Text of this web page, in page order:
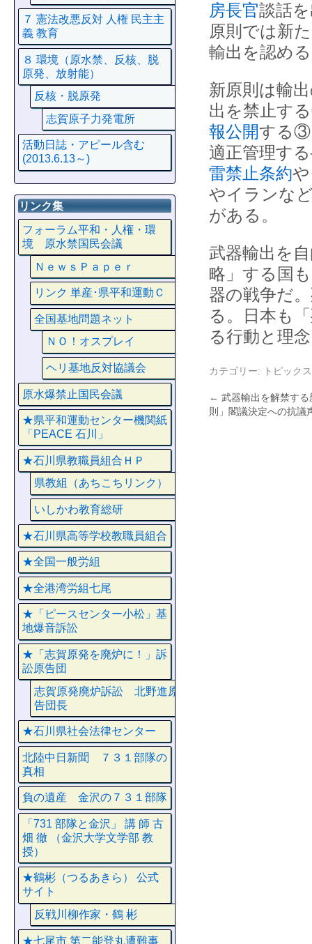
房長官談話
原則では新
輸出を認め
新原則は輸
出を禁止す
報公開する③
適正管理す
雷禁止条約や
やイランな
がある。
武器輸出を
略」する国
器の戦争だ
る。日本も
る行動と理
カテゴリー: トピックス
← 武器輸出を解禁す
則」閣議決定への抗議
７ 憲法改悪反対 人権 民主主
義 教育
８ 環境（原水禁、反核、脱
原発、放射能）
反核・脱原発
志賀原子力発電所
活動日誌・アピール含む
(2013.6.13～)
リンク集
フォーラム平和・人権・環
境 原水禁国民会議
ＮｅｗｓＰａｐｅｒ
リンク 単産･県平和運動Ｃ
全国基地問題ネット
ＮＯ！オスプレイ
ヘリ基地反対協議会
原水爆禁止国民会議
★県平和運動センター機関紙
「PEACE 石川」
★石川県教職員組合ＨＰ
県教組（あちこちリンク）
いしかわ教育総研
★石川県高等学校教職員組合
★全国一般労組
★全港湾労組七尾
★「ピースセンター小松」基
地爆音訴訟
★「志賀原発を廃炉に！」訴
訟原告団
志賀原発廃炉訴訟 北野進原
告団長
★石川県社会法律センター
北陸中日新聞 ７３１部隊の
真相
負の遺産 金沢の７３１部隊
「731 部隊と金沢」 講 師 古
畑 徹 （金沢大学文学部 教
授）
★鶴彬（つるあきら） 公式
サイト
反戦川柳作家・鶴 彬
★七尾市 第二能登丸遭難事